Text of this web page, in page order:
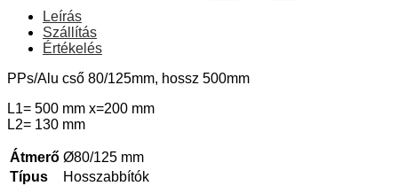
Leírás
Szállítás
Értékelés
PPs/Alu cső 80/125mm, hossz 500mm
L1= 500 mm x=200 mm
L2= 130 mm
Átmerő Ø80/125 mm
Típus
Hosszabbítók